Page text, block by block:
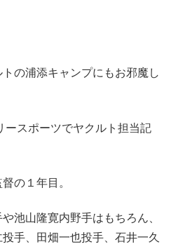
の浦添キャンプにもお邪魔し
ースポーツでヤクルト担当記
の１年目。
池山隆寛内野手はもちろん、
手、田畑一也投手、石井一久